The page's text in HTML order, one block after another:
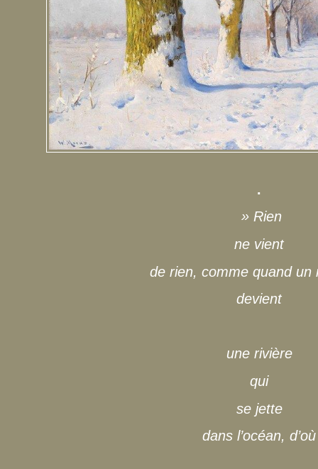
.
» Rien
ne vient
de rien, comme quand un
devient
une rivière
qui
se jette
dans l’océan, d’où